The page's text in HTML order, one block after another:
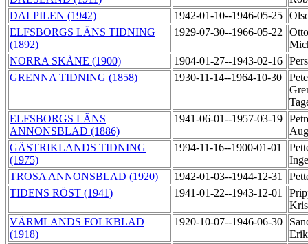
DALPILEN (1942)
1942-01-10--1946-05-25
ELFSBORGS LÄNS TIDNING
(1892)
1929-07-30--1966-05-22
NORRA SKÅNE (1900)
1904-01-27--1943-02-16
GRENNA TIDNING (1858)
1930-11-14--1964-10-30
ELFSBORGS LÄNS
ANNONSBLAD (1886)
1941-06-01--1957-03-19
GÄSTRIKLANDS TIDNING
(1975)
1994-11-16--1900-01-01
TROSA ANNONSBLAD (1920)
1942-01-03--1944-12-31
TIDENS RÖST (1941)
1941-01-22--1943-12-01
VÄRMLANDS FOLKBLAD
(1918)
1920-10-07--1946-06-30